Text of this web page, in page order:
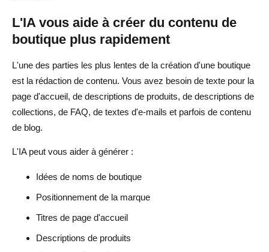
L'IA vous aide à créer du contenu de
boutique plus rapidement
L'une des parties les plus lentes de la création d'une boutique
est la rédaction de contenu. Vous avez besoin de texte pour la
page d'accueil, de descriptions de produits, de descriptions de
collections, de FAQ, de textes d'e-mails et parfois de contenu
de blog.
L'IA peut vous aider à générer :
Idées de noms de boutique
Positionnement de la marque
Titres de page d'accueil
Descriptions de produits